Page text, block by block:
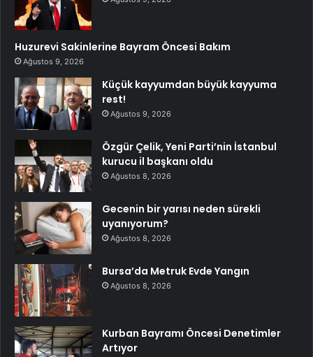
Huzurevi Sakinlerine Bayram Öncesi Bakım
Ağustos 9, 2026
Küçük kayyumdan büyük kayyuma
rest!
Ağustos 9, 2026
Özgür Çelik, Yeni Parti’nin İstanbul
kurucu il başkanı oldu
Ağustos 8, 2026
Gecenin bir yarısı neden sürekli
uyanıyorum?
Ağustos 8, 2026
Bursa’da Metruk Evde Yangın
Ağustos 8, 2026
Kurban Bayramı Öncesi Denetimler
Artıyor